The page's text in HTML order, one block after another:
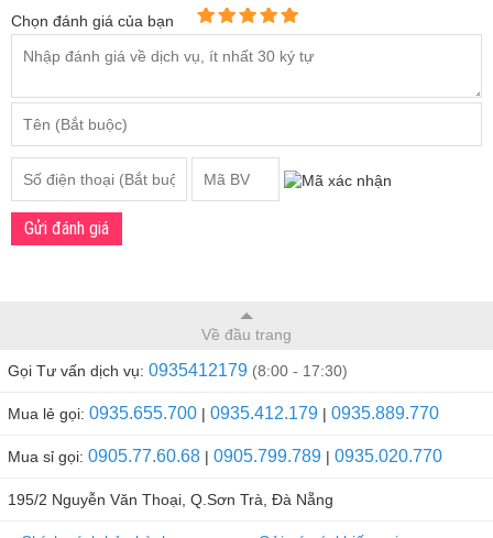
Chọn đánh giá của bạn
Gửi đánh giá
Về đầu trang
Gọi Tư vấn dịch vụ: 0935412179 (8:00 - 17:30)
Mua lẻ gọi: 0935.655.700 | 0935.412.179 | 0935.889.770
Mua sỉ gọi: 0905.77.60.68 | 0905.799.789 | 0935.020.770
195/2 Nguyễn Văn Thoại, Q.Sơn Trà, Đà Nẵng